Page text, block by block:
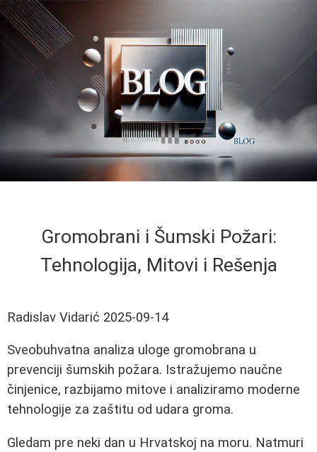
Gromobrani i Šumski Požari:
Tehnologija, Mitovi i Rešenja
Radislav Vidarić 2025-09-14
Sveobuhvatna analiza uloge gromobrana u
prevenciji šumskih požara. Istražujemo naučne
činjenice, razbijamo mitove i analiziramo moderne
tehnologije za zaštitu od udara groma.
Gledam pre neki dan u Hrvatskoj na moru. Natmuri